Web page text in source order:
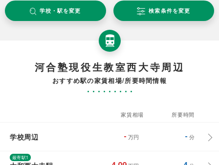
学校・駅を変更 検索条件を変更
河合塾現役生教室西大寺周辺
おすすめ駅の家賃相場/所要時間情報
家賃相場 所要時間
学校周辺 - 万円 - 分
最寄駅1